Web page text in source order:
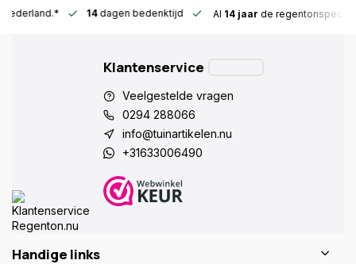
Nederland.* 14dagen bedenktijd Al 14 jaar de
Klantenservice
Veelgestelde vragen
0294 288066
info@tuinartikelen.nu
+31633006490
Handige links